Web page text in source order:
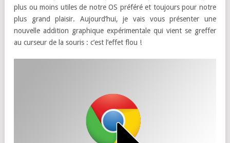
plus ou moins utiles de notre OS préféré et toujours pour notre
plus grand plaisir. Aujourd’hui, je vais vous présenter une
nouvelle addition graphique expérimentale qui vient se greffer
au curseur de la souris : c’est l’effet flou !